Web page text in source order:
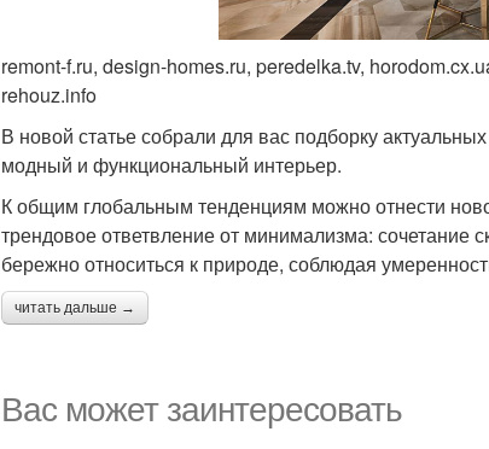
remont-f.ru, design-homes.ru, peredelka.tv,
rehouz.info
В новой статье собрали для вас подборку
модный и функциональный интерьер.
К общим глобальным тенденциям можно отнести
трендовое ответвление от минимализма: сочетание
бережно относиться к природе, соблюдая
читать дальше →
Вас может заинтересовать